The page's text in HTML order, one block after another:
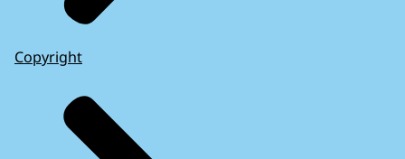
Copyright